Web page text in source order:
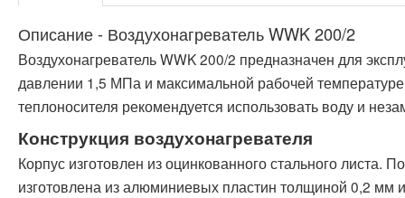
Описание - Воздухонагреватель WWK 200/2
Воздухонагреватель WWK 200/2 предназначен для
давлении 1,5 МПа и максимальной рабочей температуре
теплоносителя рекомендуется использовать воду и
Конструкция воздухонагревателя
Корпус изготовлен из оцинкованного стального листа.
изготовлена из алюминиевых пластин толщиной 0,2 мм